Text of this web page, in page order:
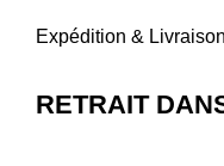
Expédition & Livraison
RETRAIT